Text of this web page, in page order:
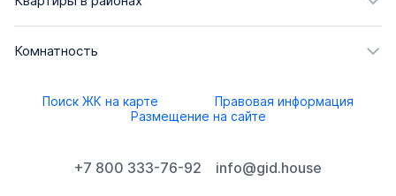
Комнатность
Поиск ЖК на карте
Правовая информация
Размещение на сайте
+7 800 333-76-92 info@gid.house